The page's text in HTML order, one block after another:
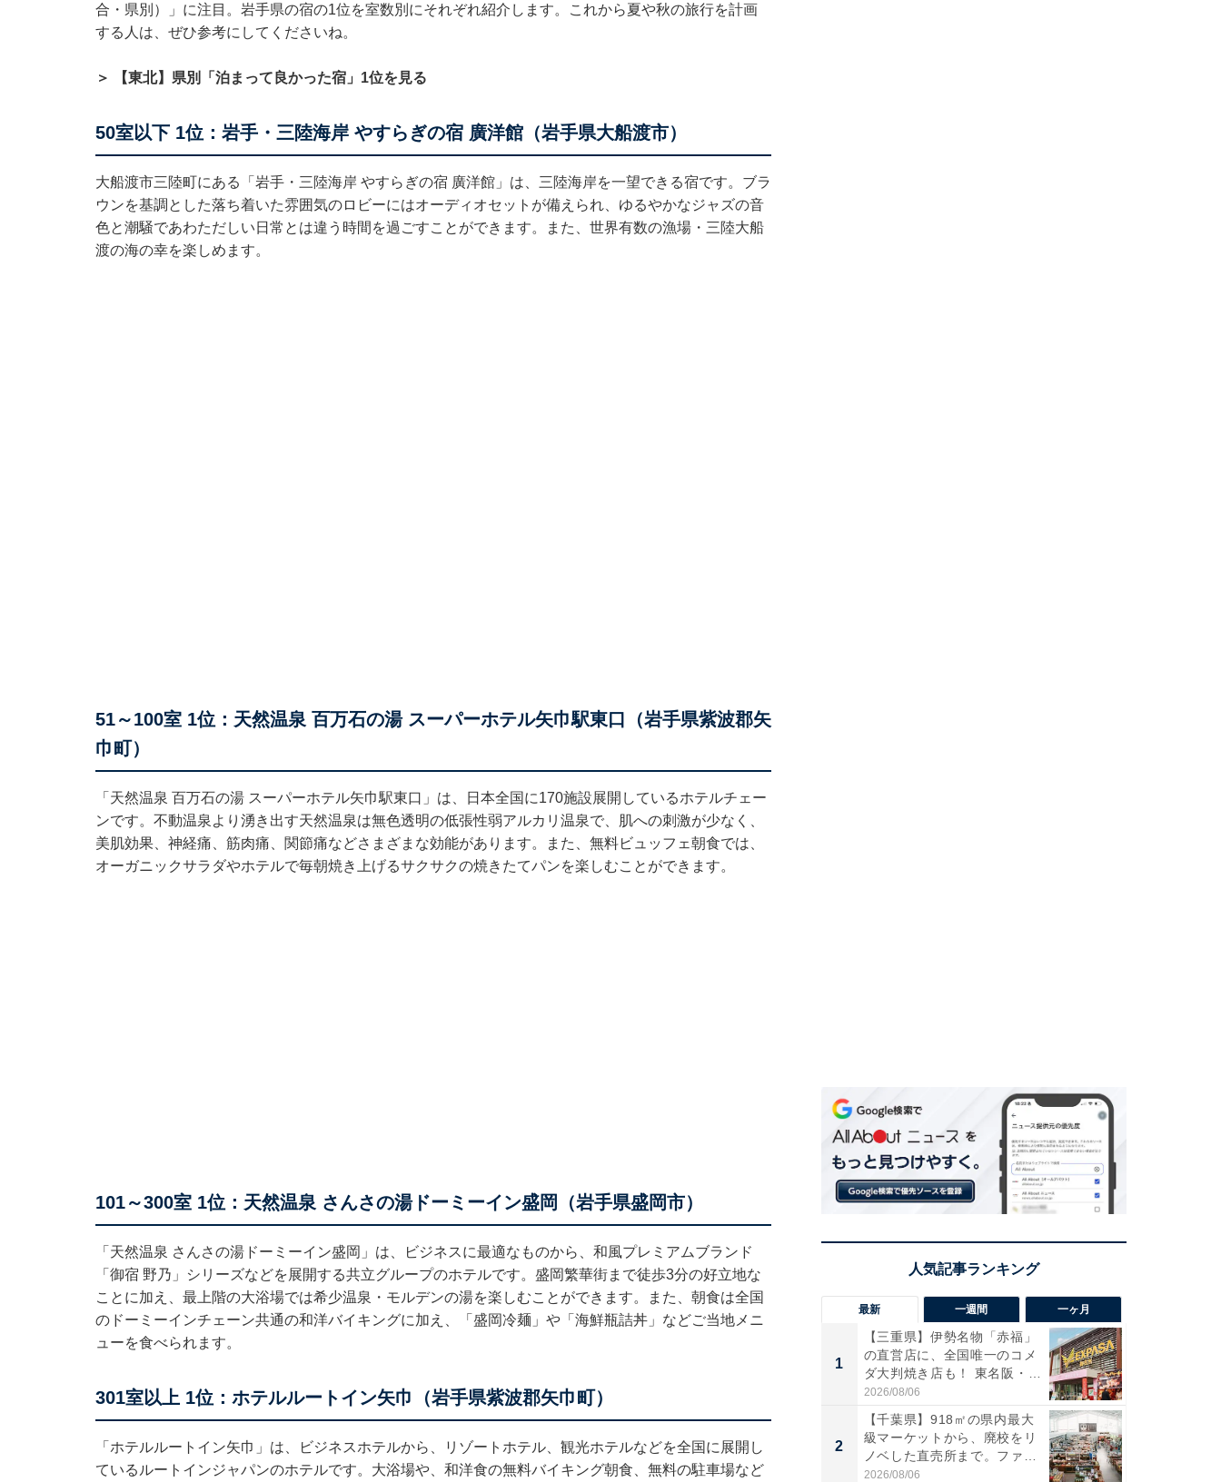
合・県別）」に注目。岩手県の宿の1位を室数別にそれぞれ紹介します。これから夏や秋の旅行を計画
する人は、ぜひ参考にしてくださいね。
＞ 【東北】県別「泊まって良かった宿」1位を見る
50室以下 1位：岩手・三陸海岸 やすらぎの宿 廣洋館（岩手県大船渡市）
大船渡市三陸町にある「岩手・三陸海岸 やすらぎの宿 廣洋館」は、三陸海岸を一望できる宿です。ブラ
ウンを基調とした落ち着いた雰囲気のロビーにはオーディオセットが備えられ、ゆるやかなジャズの音
色と潮騒であわただしい日常とは違う時間を過ごすことができます。また、世界有数の漁場・三陸大船
渡の海の幸を楽しめます。
51～100室 1位：天然温泉 百万石の湯 スーパーホテル矢巾駅東口（岩手県紫波郡矢
巾町）
「天然温泉 百万石の湯 スーパーホテル矢巾駅東口」は、日本全国に170施設展開しているホテルチェー
ンです。不動温泉より湧き出す天然温泉は無色透明の低張性弱アルカリ温泉で、肌への刺激が少なく、
美肌効果、神経痛、筋肉痛、関節痛などさまざまな効能があります。また、無料ビュッフェ朝食では、
オーガニックサラダやホテルで毎朝焼き上げるサクサクの焼きたてパンを楽しむことができます。
101～300室 1位：天然温泉 さんさの湯ドーミーイン盛岡（岩手県盛岡市）
「天然温泉 さんさの湯ドーミーイン盛岡」は、ビジネスに最適なものから、和風プレミアムブランド
「御宿 野乃」シリーズなどを展開する共立グループのホテルです。盛岡繁華街まで徒歩3分の好立地な
ことに加え、最上階の大浴場では希少温泉・モルデンの湯を楽しむことができます。また、朝食は全国
のドーミーインチェーン共通の和洋バイキングに加え、「盛岡冷麺」や「海鮮瓶詰丼」などご当地メニ
ューを食べられます。
301室以上 1位：ホテルルートイン矢巾（岩手県紫波郡矢巾町）
「ホテルルートイン矢巾」は、ビジネスホテルから、リゾートホテル、観光ホテルなどを全国に展開し
ているルートインジャパンのホテルです。大浴場や、和洋食の無料バイキング朝食、無料の駐車場など
最新 一週間 一ヶ月
1
【三重県】伊勢名物「赤福」
の直営店に、全国唯一のコメ
ダ大判焼き店も！ 東名阪・
伊...
2026/08/06
2
【千葉県】918㎡の県内最大
級マーケットから、廃校をリ
ノベした直売所まで。ファ
ー...
2026/08/06